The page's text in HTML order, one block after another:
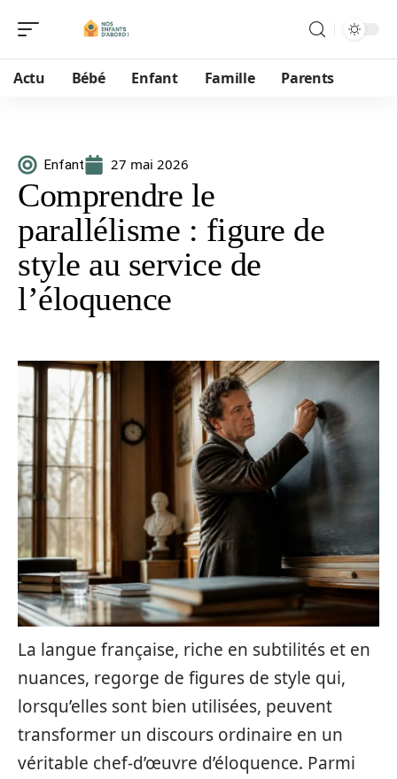
Actu Bébé Enfant Famille Parents
Enfant 27 mai 2026
Comprendre le
parallélisme : figure de
style au service de
l’éloquence
La langue française, riche en subtilités et en
nuances, regorge de figures de style qui,
lorsqu’elles sont bien utilisées, peuvent
transformer un discours ordinaire en un
véritable chef-d’œuvre d’éloquence. Parmi